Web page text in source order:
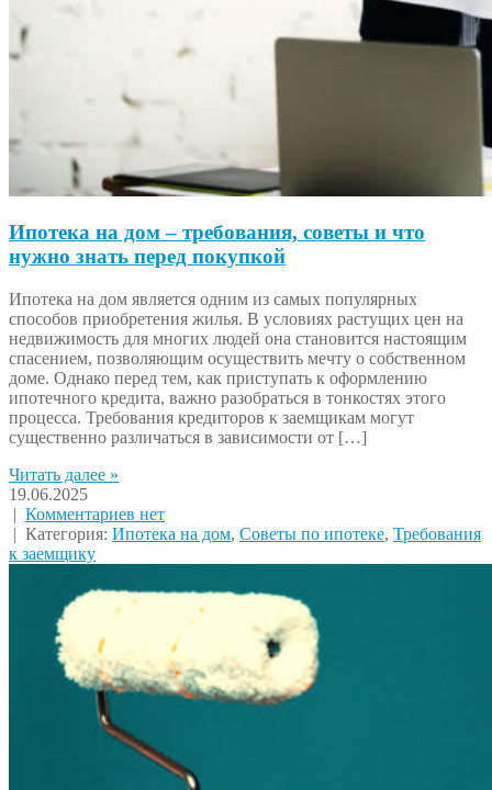
Ипотека на дом – требования, советы и что
нужно знать перед покупкой
Ипотека на дом является одним из самых популярных
способов приобретения жилья. В условиях растущих цен на
недвижимость для многих людей она становится настоящим
спасением, позволяющим осуществить мечту о собственном
доме. Однако перед тем, как приступать к оформлению
ипотечного кредита, важно разобраться в тонкостях этого
процесса. Требования кредиторов к заемщикам могут
существенно различаться в зависимости от […]
Читать далее »
19.06.2025
| Комментариев нет
| Категория: Ипотека на дом, Советы по ипотеке, Требования
к заемщику